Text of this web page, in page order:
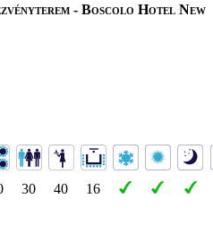
- Boscolo Hotel New
30 40 16